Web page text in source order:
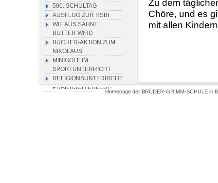
500. SCHULTAG
AUSFLUG ZUR HSBI
WIE AUS SAHNE
BUTTER WIRD
BÜCHER-AKTION ZUM
NIKOLAUS
MINIGOLF IM
SPORTUNTERRICHT
RELIGIONSUNTERRICHT
PRAKTISCH ERLEBT!
Zu dem
Chöre, und es
mit allen
Homepage der BRÜDER-GRIMM-SCHULE in